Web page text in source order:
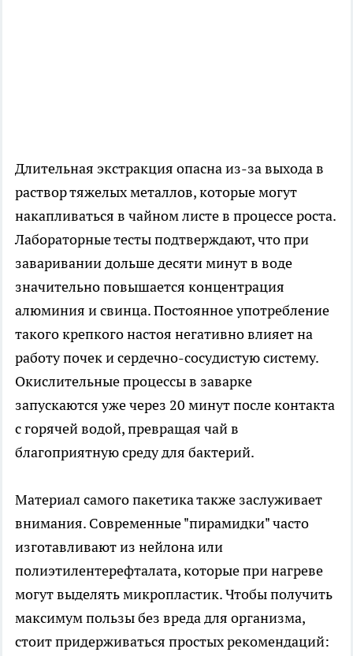
Длительная экстракция опасна из-за выхода в
раствор тяжелых металлов, которые могут
накапливаться в чайном листе в процессе роста.
Лабораторные тесты подтверждают, что при
заваривании дольше десяти минут в воде
значительно повышается концентрация
алюминия и свинца. Постоянное употребление
такого крепкого настоя негативно влияет на
работу почек и сердечно-сосудистую систему.
Окислительные процессы в заварке
запускаются уже через 20 минут после контакта
с горячей водой, превращая чай в
благоприятную среду для бактерий.
Материал самого пакетика также заслуживает
внимания. Современные "пирамидки" часто
изготавливают из нейлона или
полиэтилентерефталата, которые при нагреве
могут выделять микропластик. Чтобы получить
максимум пользы без вреда для организма,
стоит придерживаться простых рекомендаций: